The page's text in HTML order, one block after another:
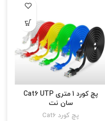
پچ کورد 1 متری Cat6 UTP
سان نت
پچ کورد Cat6